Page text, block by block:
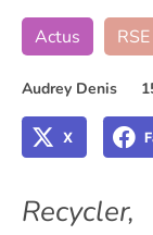
Actus RSE
Audrey Denis
X